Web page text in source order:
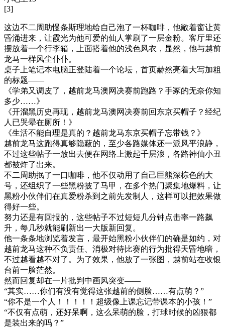
[3]
这边不二周助慢条斯理地给自己泡了一杯咖啡，他敞着窗让黄
昏涌进来，让霞光为他可爱的仙人掌刷了一层金粉。客厅里还
摆放着一个行李箱，上面搭着他的浅色风衣，显然，他与越前
龙马一样风尘仆仆。
桌子上笔记本电脑正登陆着一个论坛，首页赫然亮着大写加粗
的标题——
《学弟又调皮了，越前龙马澳网决赛前跑路？手冢的无奈你知
多少……》
《开溜黑历史再现，越前龙马澳网决赛前回东京买帽子？经纪
人已哭晕在厕所！》
《生活不能自理是真的？越前龙马东京买帽子忘带钱？》
越前龙马这跑得真够隐蔽的，至少各路媒体还一派风平浪静，
不过这些帖子一放出去便在网络上激起千层浪，各路神仙小丑
都被炸了出来。
不二周助抿了一口咖啡，他不仅动用了自己巨熊深棕色的大
号，还组织了一些黑粉披了马甲，在多个热门聚集地爆料，让
黑粉小伙伴们在真爱粉杀到之前先发制人，这样可以把效果做
得好一些。
努力还是有回报的，这些帖子不过短短几分钟点击率一路飙
升，每几秒就能刷新出一大版新回复。
他一条条地浏览着发言，最开始黑粉小伙伴们的确是如约，对
越前龙马这种不负责任、消极对待比赛的行为批得天昏地暗，
不过越看越不对了。为了效果，他放了一张图，越前站在收银
台前一脸茫然。
然而回复却在一片批判中画风突变——
“其实……你们有没有觉得这张越前的侧脸……有点萌？”
“你不是一个人！！！！！超级像上课忘记带课本的小孩！”
“不仅有点萌，还好呆啊，这么呆萌的脸，打球时候的凶狠都
是装出来的吗？”